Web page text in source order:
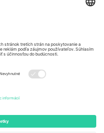
167 City Road, London, Greater
Kingdom
Switzerland
Engelberg, Switzerland